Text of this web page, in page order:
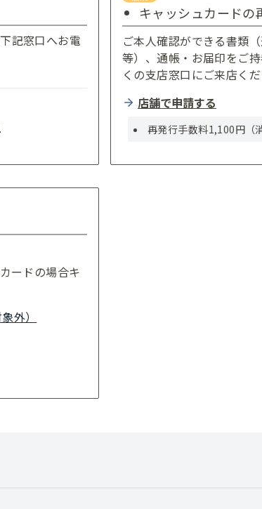
記窓口へお電
キャッシュカードの
ご本人確認ができる書類
等）、通帳・お届印をご
くの支店窓口にご来店くだ
店舗で申請する
再発行手数料1,100円（
ードの場合キ
外）